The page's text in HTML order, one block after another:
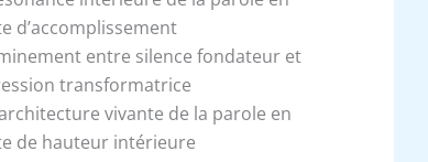
d’accomplissement
entre silence fondateur et
transformatrice
vivante de la parole en
de hauteur intérieure